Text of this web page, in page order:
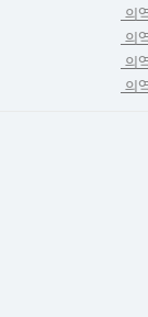
의
의
의
의